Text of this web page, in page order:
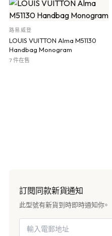
路易威登
LOUIS VUITTON Alma M51130
Handbag Monogram
7 件在售
訂閱同款新貨通知
此型號有新貨到時即時通知你。